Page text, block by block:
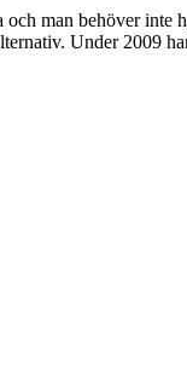
man behöver inte
Under 2009